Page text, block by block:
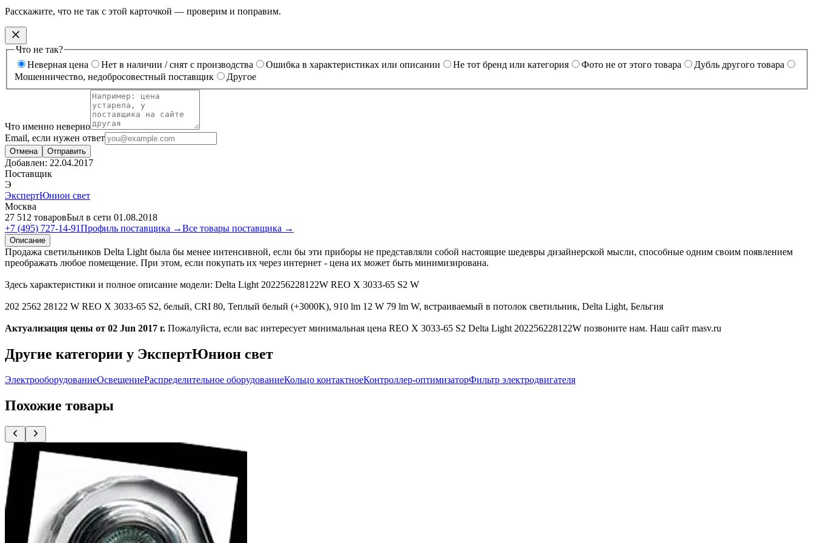
Расскажите, что не так с этой карточкой — проверим и поправим.
Что не так?
Неверная цена
Нет в наличии / снят с производства Ошибка в характеристиках или описании Не тот бренд или категория Фото не от этого товара
Дубль другого товара
Мошенничество, недобросовестный поставщик
Другое
Что именно неверно
Email, если нужен ответ
Отмена Отправить
Добавлен: 22.04.2017
Поставщик
Э
ЭкспертЮнион свет
Москва
27 512 товаровБыл в сети 01.08.2018
+7 (495) 727-14-91Профиль поставщика →Все товары поставщика →
Описание
Продажа светильников Delta Light была бы менее интенсивной, если бы эти приборы не представляли собой настоящие шедевры дизайнерской мысли, способные одним своим появлением
преображать любое помещение. При этом, если покупать их через интернет - цена их может быть минимизирована.
Здесь характеристики и полное описание модели: Delta Light 202256228122W REO X 3033-65 S2 W
202 2562 28122 W REO X 3033-65 S2, белый, CRI 80, Теплый белый (+3000K), 910 lm 12 W 79 lm W, встраиваемый в потолок светильник, Delta Light, Бельгия
Актуализация цены от 02 Jun 2017 г. Пожалуйста, если вас интересует минимальная цена REO X 3033-65 S2 Delta Light 202256228122W позвоните нам. Наш сайт masv.ru
Другие категории у ЭкспертЮнион свет
ЭлектрооборудованиеОсвещениеРаспределительное оборудованиеКольцо контактноеКонтроллер-оптимизаторФильтр электродвигателя
Похожие товары